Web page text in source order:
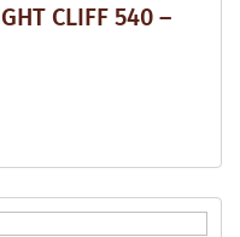
CLIFF 540 –